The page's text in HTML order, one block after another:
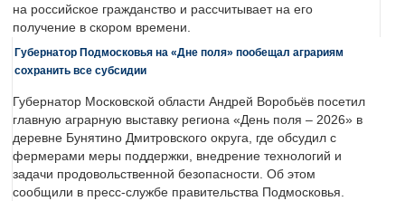
на российское гражданство и рассчитывает на его
получение в скором времени.
Губернатор Подмосковья на «Дне поля» пообещал аграриям
сохранить все субсидии
Губернатор Московской области Андрей Воробьёв посетил
главную аграрную выставку региона «День поля – 2026» в
деревне Бунятино Дмитровского округа, где обсудил с
фермерами меры поддержки, внедрение технологий и
задачи продовольственной безопасности. Об этом
сообщили в пресс-службе правительства Подмосковья.